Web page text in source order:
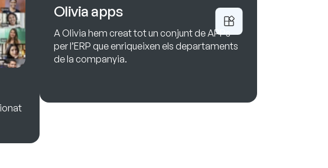
Olivia apps
A Olivia hem creat tot un conjunt de APPs
per l’ERP que enriqueixen els departaments
de la companyia.